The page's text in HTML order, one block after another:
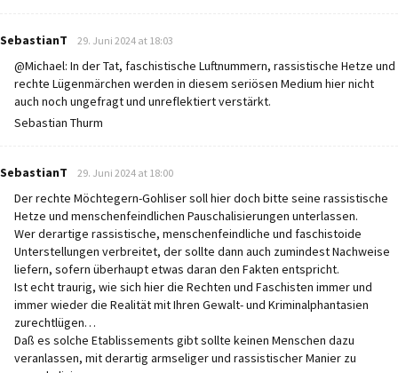
SebastianT says:
29. Juni 2024 at 18:03
@Michael: In der Tat, faschistische Luftnummern, rassistische Hetze und
rechte Lügenmärchen werden in diesem seriösen Medium hier nicht
auch noch ungefragt und unreflektiert verstärkt.
Sebastian Thurm
SebastianT says:
29. Juni 2024 at 18:00
Der rechte Möchtegern-Gohliser soll hier doch bitte seine rassistische
Hetze und menschenfeindlichen Pauschalisierungen unterlassen.
Wer derartige rassistische, menschenfeindliche und faschistoide
Unterstellungen verbreitet, der sollte dann auch zumindest Nachweise
liefern, sofern überhaupt etwas daran den Fakten entspricht.
Ist echt traurig, wie sich hier die Rechten und Faschisten immer und
immer wieder die Realität mit Ihren Gewalt- und Kriminalphantasien
zurechtlügen…
Daß es solche Etablissements gibt sollte keinen Menschen dazu
veranlassen, mit derartig armseliger und rassistischer Manier zu